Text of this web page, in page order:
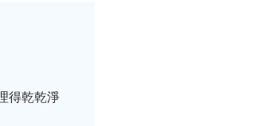
得乾乾淨